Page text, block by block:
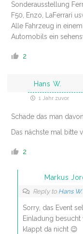
Sonderausstellung
F50, Enzo, LaFerrari
Alle Fahrzeug in
Automobils ein
2
Hans W.
1 Jahr zuvor
Schade das man
Das nächste mal bitte
2
Markus
Reply to Hans W.
Sorry, das Event
Einladung
klappt da nicht 😉